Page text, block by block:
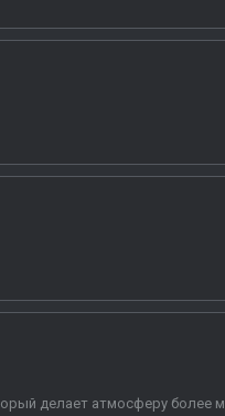
делает атмосферу более